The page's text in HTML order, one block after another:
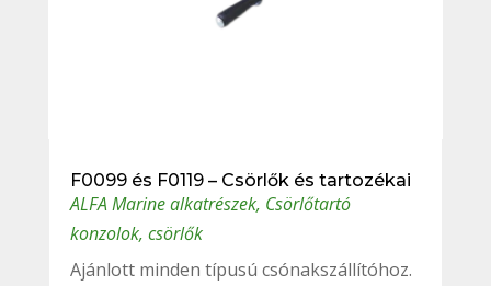
F0099 és F0119 – Csörlők és tartozékai
ALFA Marine alkatrészek, Csörlőtartó
konzolok, csörlők
Ajánlott minden típusú csónakszállítóhoz.